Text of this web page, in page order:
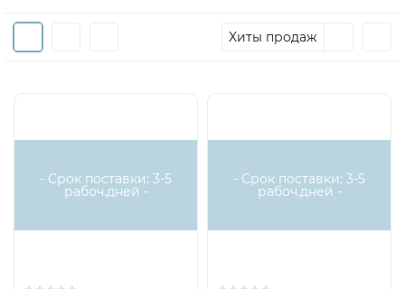
Хиты продаж
- Срок поставки: 3-5
рабоч.дней -
- Срок поставки: 3-5
рабоч.дней -